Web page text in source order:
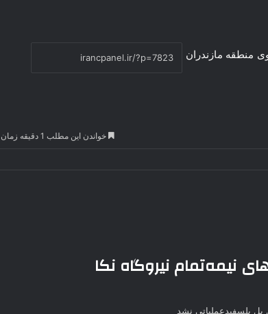
منطقه مازندران
خواندن این مطلب 1 دقیقه زمان میبرد
نیمه‌تمام نیروگاه نکا